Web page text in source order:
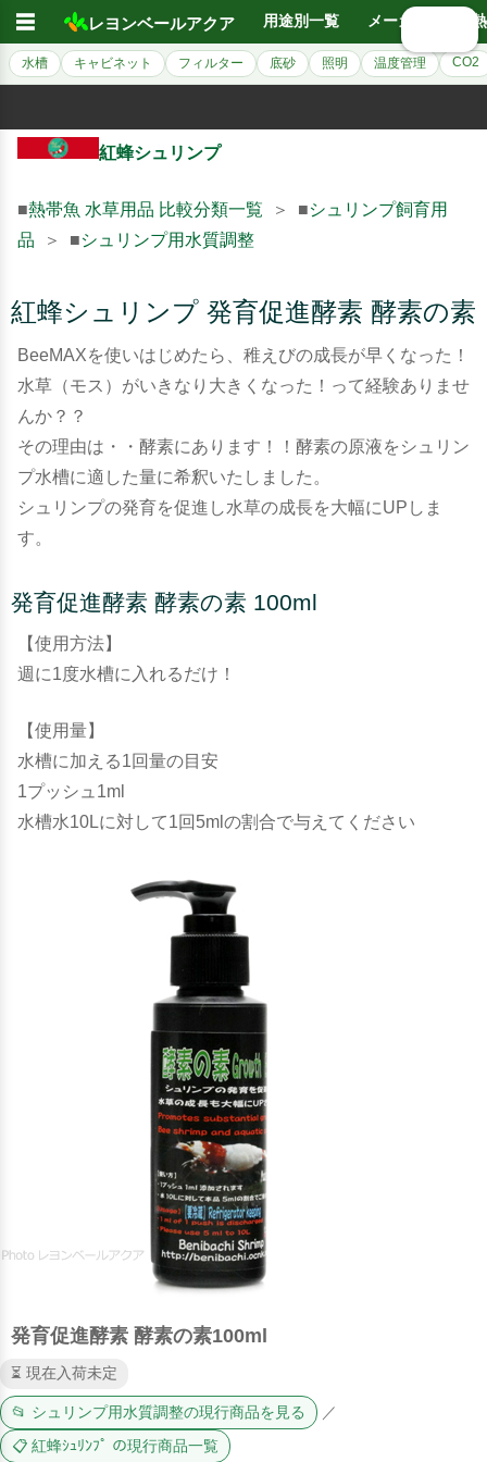
☰ レヨンベールアクア 用途別一覧 メーカー別
水槽 キャビネット フィルター 底砂 照明 温度管理 CO2
紅蜂シュリンプ
■熱帯魚 水草用品 比較分類一覧 ＞ ■シュリンプ飼育用
品 ＞ ■シュリンプ用水質調整
紅蜂シュリンプ 発育促進酵素 酵素の素
BeeMAXを使いはじめたら、稚えびの成長が早くなった！
水草（モス）がいきなり大きくなった！って経験ありませ
んか？？
その理由は・・酵素にあります！！酵素の原液をシュリン
プ水槽に適した量に希釈いたしました。
シュリンプの発育を促進し水草の成長を大幅にUPしま
す。
発育促進酵素 酵素の素 100ml
【使用方法】
週に1度水槽に入れるだけ！
【使用量】
水槽に加える1回量の目安
1プッシュ1ml
水槽水10Lに対して1回5mlの割合で与えてください
発育促進酵素 酵素の素100ml
⏳ 現在入荷未定
📂 シュリンプ用水質調整の現行商品を見る ／
📋 紅蜂ｼｭﾘﾝﾌﾟ の現行商品一覧